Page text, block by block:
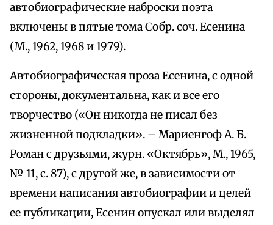
автобиографические наброски поэта
включены в пятые тома Собр. соч. Есенина
(М., 1962, 1968 и 1979).
Автобиографическая проза Есенина, с одной
стороны, документальна, как и все его
творчество («Он никогда не писал без
жизненной подкладки». – Мариенгоф А. Б.
Роман с друзьями, журн. «Октябрь», М., 1965,
№ 11, с. 87), с другой же, в зависимости от
времени написания автобиографии и целей
ее публикации, Есенин опускал или выделял